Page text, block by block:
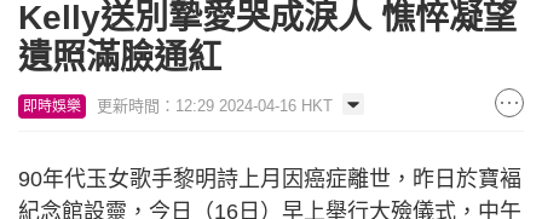
Kelly送別摯愛哭成淚人 憔悴凝望
遺照滿臉通紅
即時娛樂 更新時間：12:29 2024-04-16 HKT
90年代玉女歌手黎明詩上月因癌症離世，昨日於寶褔
紀念館設靈，今日（16日）早上舉行大殮儀式，中午